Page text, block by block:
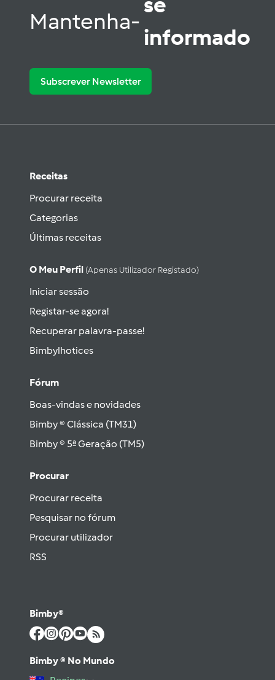
Mantenha-
informado
Subscrever Newsletter
Receitas
Procurar receita
Categorias
Últimas receitas
O Meu Perfil (apenas Utilizador Registado)
Iniciar sessão
Registar-se agora!
Recuperar palavra-passe!
Bimbylhotices
Fórum
Boas-vindas e novidades
Bimby ® Clássica (TM31)
Bimby ® 5ª Geração (TM5)
Procurar
Procurar receita
Pesquisar no fórum
Procurar utilizador
RSS
Bimby®
Bimby ® No Mundo